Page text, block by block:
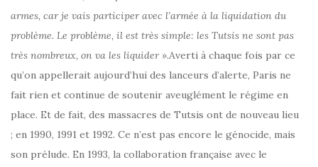
armes, car je vais participer avec l’armée à la liquidation du
problème. Le problème, il est très simple: les Tutsis ne sont pas
très nombreux, on va les liquider ».Averti à chaque fois par ce
qu’on appellerait aujourd’hui des lanceurs d’alerte, Paris ne
fait rien et continue de soutenir aveuglément le régime en
place. Et de fait, des massacres de Tutsis ont de nouveau lieu
; en 1990, 1991 et 1992. Ce n’est pas encore le génocide, mais
son prélude. En 1993, la collaboration française avec le